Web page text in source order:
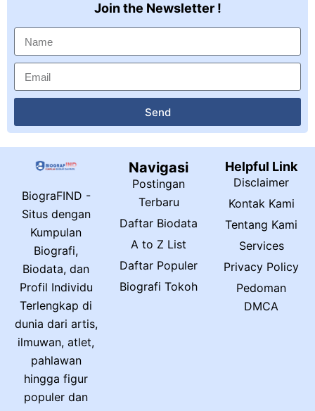
Join the Newsletter !
Send
BiograFIND -
Situs dengan
Kumpulan
Biografi,
Biodata, dan
Profil Individu
Terlengkap di
dunia dari artis,
ilmuwan, atlet,
pahlawan
hingga figur
populer dan
Navigasi
Postingan
Terbaru
Daftar Biodata
A to Z List
Daftar Populer
Biografi Tokoh
Helpful Link
Disclaimer
Kontak Kami
Tentang Kami
Services
Privacy Policy
Pedoman
DMCA